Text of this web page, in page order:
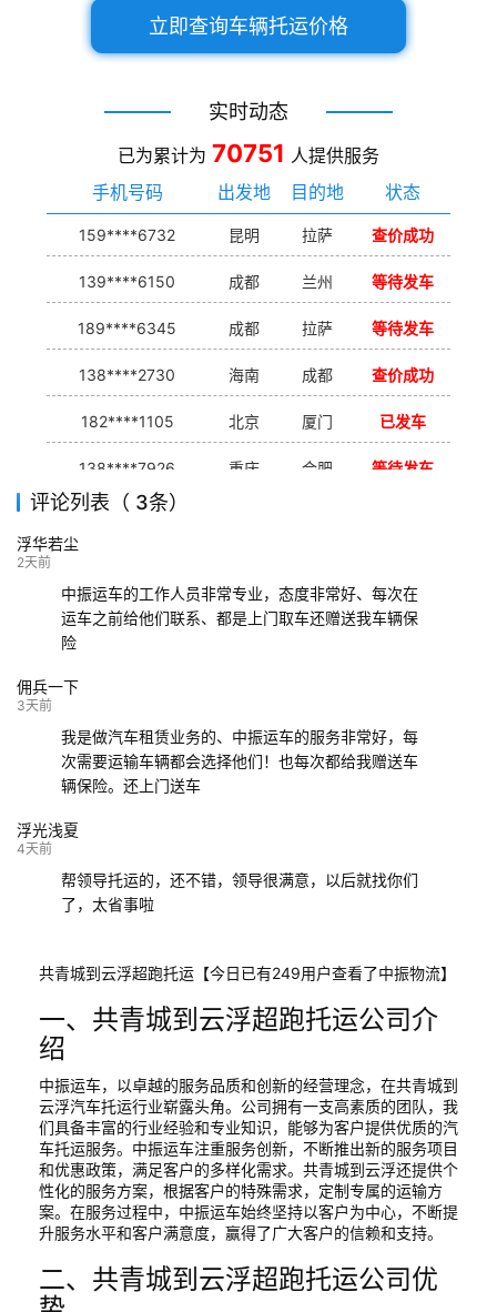
立即查询车辆托运价格
实时动态
已为累计为 70751 人提供服务
手机号码
出发地 目的地 状态
159****6732 昆明 拉萨 查价成功
139****6150 成都 兰州 等待发车
189****6345 成都 拉萨 等待发车
138****2730 海南 成都 查价成功
182****1105 北京 厦门 已发车
138****7926 重庆 合肥 等待发车
139****9233
评论列表（ 3条）
浮华若尘
2天前
中振运车的工作人员非常专业，态度非常好、每次在
运车之前给他们联系、都是上门取车还赠送我车辆保
险
佣兵一下
3天前
我是做汽车租赁业务的、中振运车的服务非常好，每
次需要运输车辆都会选择他们！也每次都给我赠送车
辆保险。还上门送车
浮光浅夏
4天前
帮领导托运的，还不错，领导很满意，以后就找你们
了，太省事啦
共青城到云浮超跑托运【今日已有249用户查看了中振物流】
一、共青城到云浮超跑托运公司介
绍
中振运车，以卓越的服务品质和创新的经营理念，在共青城到
云浮汽车托运行业崭露头角。公司拥有一支高素质的团队，我
们具备丰富的行业经验和专业知识，能够为客户提供优质的汽
车托运服务。中振运车注重服务创新，不断推出新的服务项目
和优惠政策，满足客户的多样化需求。共青城到云浮还提供个
性化的服务方案，根据客户的特殊需求，定制专属的运输方
案。在服务过程中，中振运车始终坚持以客户为中心，不断提
升服务水平和客户满意度，赢得了广大客户的信赖和支持。
二、共青城到云浮超跑托运公司优